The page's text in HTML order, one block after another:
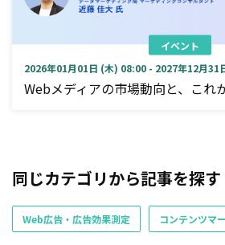
イベント
2026年01月01日 (木) 08:00 - 2027年12月31
Webメディアの市場動向と、これ
同じカテゴリから記事を探す
Web広告・広告効果測定 コンテンツマ